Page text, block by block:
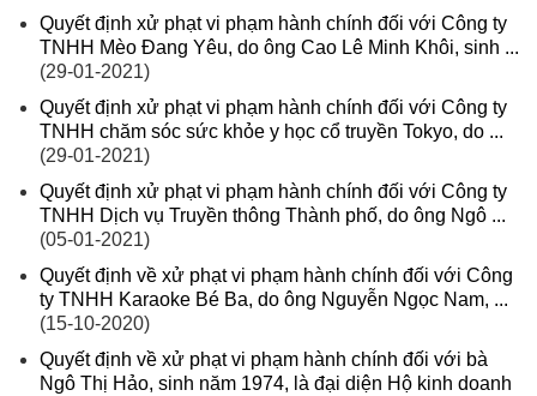
Quyết định xử phạt vi phạm hành chính đối với Công ty
TNHH Mèo Đang Yêu, do ông Cao Lê Minh Khôi, sinh ...
(29-01-2021)
Quyết định xử phạt vi phạm hành chính đối với Công ty
TNHH chăm sóc sức khỏe y học cổ truyền Tokyo, do ...
(29-01-2021)
Quyết định xử phạt vi phạm hành chính đối với Công ty
TNHH Dịch vụ Truyền thông Thành phố, do ông Ngô ...
(05-01-2021)
Quyết định về xử phạt vi phạm hành chính đối với Công
ty TNHH Karaoke Bé Ba, do ông Nguyễn Ngọc Nam, ...
(15-10-2020)
Quyết định về xử phạt vi phạm hành chính đối với bà
Ngô Thị Hảo, sinh năm 1974, là đại diện Hộ kinh doanh